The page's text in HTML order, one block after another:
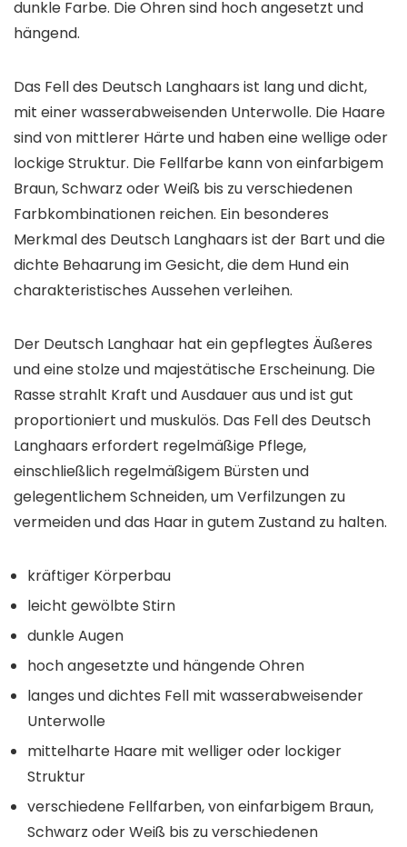
dunkle Farbe. Die Ohren sind hoch angesetzt und
hängend.
Das Fell des Deutsch Langhaars ist lang und dicht,
mit einer wasserabweisenden Unterwolle. Die Haare
sind von mittlerer Härte und haben eine wellige oder
lockige Struktur. Die Fellfarbe kann von einfarbigem
Braun, Schwarz oder Weiß bis zu verschiedenen
Farbkombinationen reichen. Ein besonderes
Merkmal des Deutsch Langhaars ist der Bart und die
dichte Behaarung im Gesicht, die dem Hund ein
charakteristisches Aussehen verleihen.
Der Deutsch Langhaar hat ein gepflegtes Äußeres
und eine stolze und majestätische Erscheinung. Die
Rasse strahlt Kraft und Ausdauer aus und ist gut
proportioniert und muskulös. Das Fell des Deutsch
Langhaars erfordert regelmäßige Pflege,
einschließlich regelmäßigem Bürsten und
gelegentlichem Schneiden, um Verfilzungen zu
vermeiden und das Haar in gutem Zustand zu halten.
kräftiger Körperbau
leicht gewölbte Stirn
dunkle Augen
hoch angesetzte und hängende Ohren
langes und dichtes Fell mit wasserabweisender
Unterwolle
mittelharte Haare mit welliger oder lockiger
Struktur
verschiedene Fellfarben, von einfarbigem Braun,
Schwarz oder Weiß bis zu verschiedenen